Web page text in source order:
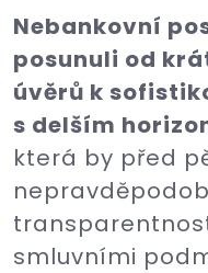
Nebankovní
posunuli od
úvěrů k
s delším
která by před
smluvními